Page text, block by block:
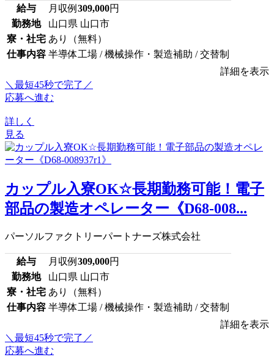
給与 月収例 309,000円
勤務地
山口県 山口市
寮・社宅 あり（無料）
仕事内容 半導体工場 / 機械操作・製造補助 / 交替制
詳細を表示
＼最短45秒で完了／
応募へ進む
詳しく
見る
カップル入寮OK☆長期勤務可能！電子
部品の製造オペレーター《D68-008...
パーソルファクトリーパートナーズ株式会社
給与 月収例 309,000円
勤務地
山口県 山口市
寮・社宅 あり（無料）
仕事内容 半導体工場 / 機械操作・製造補助 / 交替制
詳細を表示
＼最短45秒で完了／
応募へ進む